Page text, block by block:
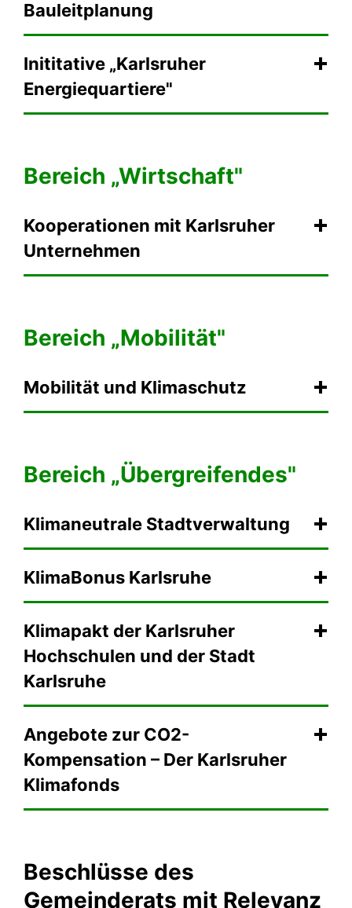
Bauleitplanung
Inititative „Karlsruher
Energiequartiere"
Bereich „Wirtschaft"
Kooperationen mit Karlsruher
Unternehmen
Bereich „Mobilität"
Mobilität und Klimaschutz
Bereich „Übergreifendes"
Klimaneutrale Stadtverwaltung
KlimaBonus Karlsruhe
Klimapakt der Karlsruher
Hochschulen und der Stadt
Karlsruhe
Angebote zur CO2-
Kompensation – Der Karlsruher
Klimafonds
Beschlüsse des
Gemeinderats mit Relevanz